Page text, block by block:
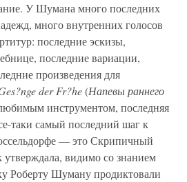
У Шумана много последних
много внутренних голосов
последние эскизы,
последние вариации,
произведения для
der Fr?he(Напевы раннего
инструментом, последняя
таки самый последний шаг к
— это Скрипичный
видимо со знанием
Роберту Шуману продиктовали